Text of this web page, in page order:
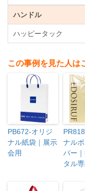
ハンドル
ハッピータック
この事例を見た人は
PB672-オリジ
ナル紙袋｜展示
会用
ナル
パー
タル